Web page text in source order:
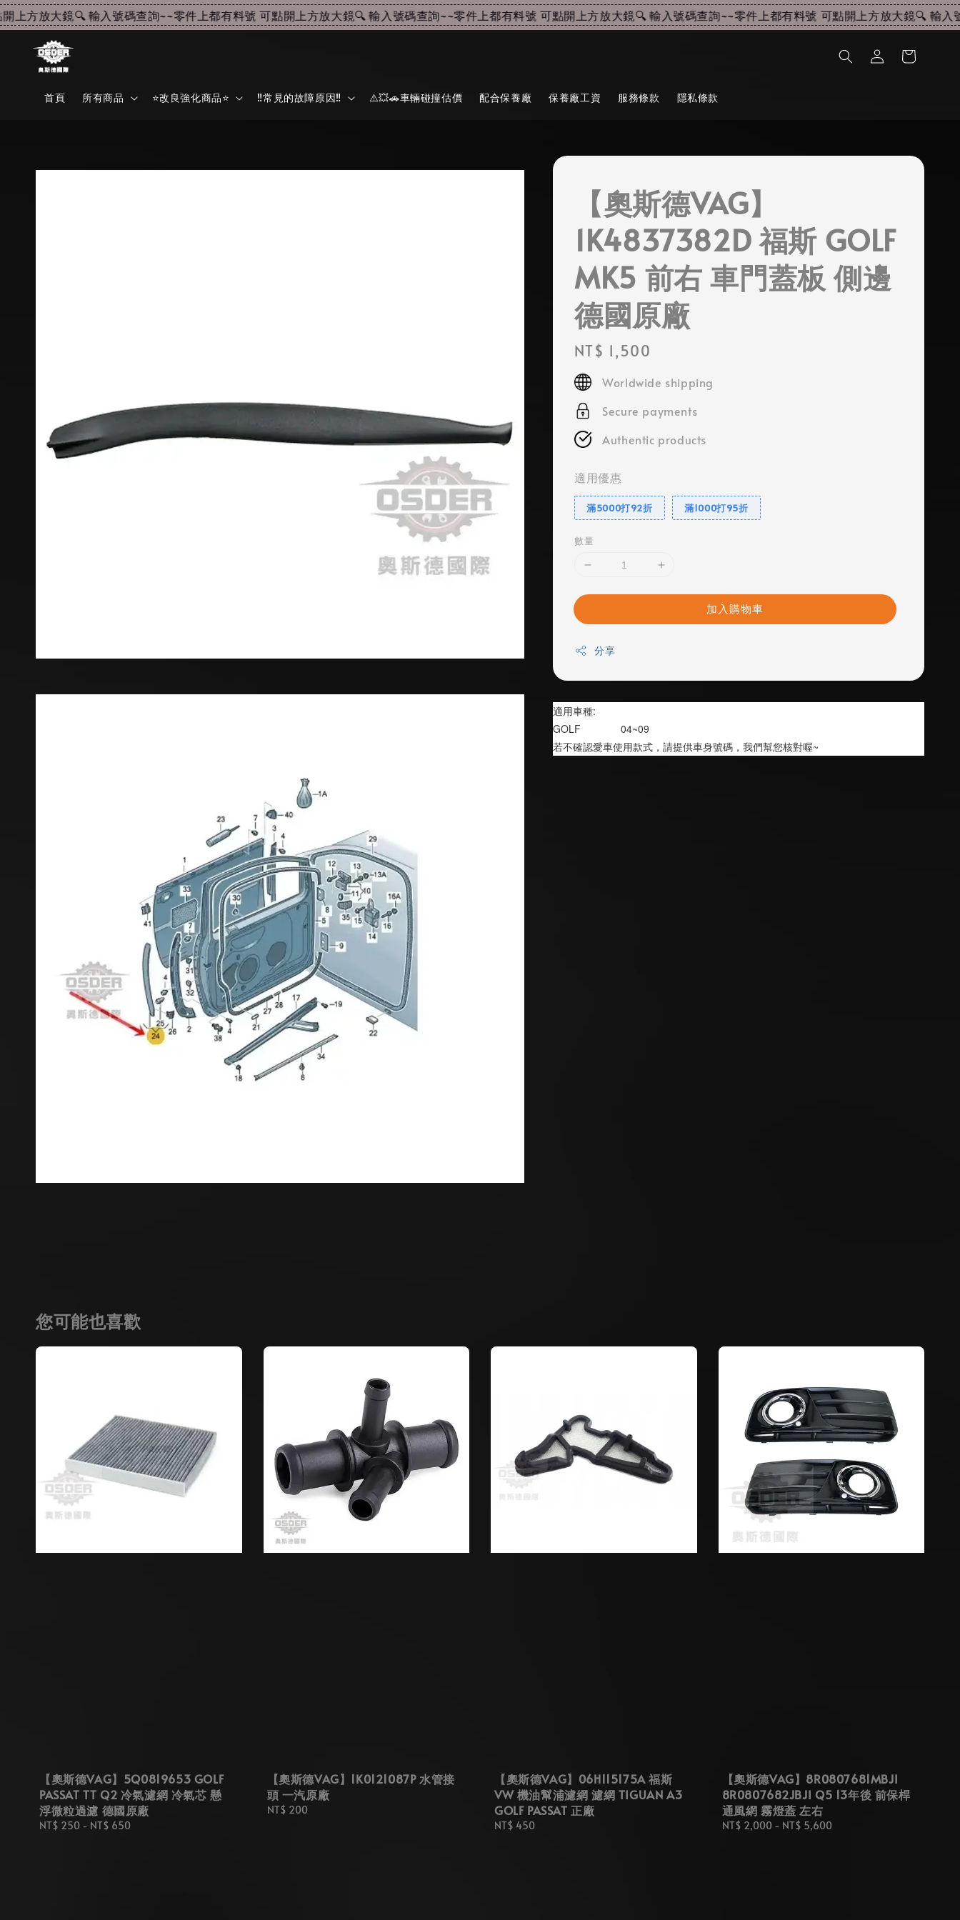
方放大鏡🔍 輸入號碼查詢~~零件上都有料號 可點開上方放大鏡🔍 輸入號碼查詢~~零件上都有料號 可點開上方放大鏡🔍 輸入號碼查詢~~零件上都有料號 可點開上方放大鏡🔍 輸入號
首頁 所有商品 ⭐改良強化商品⭐ ‼️常見的故障原因‼️ ⚠️💥🚗車輛碰撞估價 配合保養廠 保養廠工資 服務條款 隱私條款
【奧斯德VAG】
1K4837382D 福斯 GOLF
MK5 前右 車門蓋板 側邊
德國原廠
Regular
price
NT$ 1,500
Worldwide shipping
Secure payments
Authentic products
適用優惠
滿5000打92折 滿1000打95折
數量
加入購物車
分享
適用車種:
GOLF              04~09
若不確認愛車使用款式，請提供車身號碼，我們幫您核對喔~
您可能也喜歡
【奧斯德VAG】5Q0819653 GOLF
PASSAT TT Q2 冷氣濾網 冷氣芯 懸
浮微粒過濾 德國原廠
Regular
NT$ 250 - NT$ 650
【奧斯德VAG】1K0121087P 水管接
頭 一汽原廠
Regular
NT$ 200
【奧斯德VAG】06H115175A 福斯
VW 機油幫浦濾網 濾網 TIGUAN A3
GOLF PASSAT 正廠
Regular
NT$ 450
【奧斯德VAG】8R0807681MBJI
8R0807682JBJI Q5 13年後 前保桿
通風網 霧燈蓋 左右
Regular
NT$ 2,000- NT$ 5,600